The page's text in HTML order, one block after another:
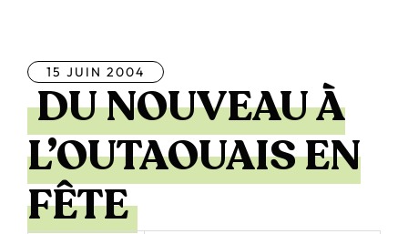
15 JUIN 2004
DU NOUVEAU À
L’OUTAOUAIS EN
FÊTE